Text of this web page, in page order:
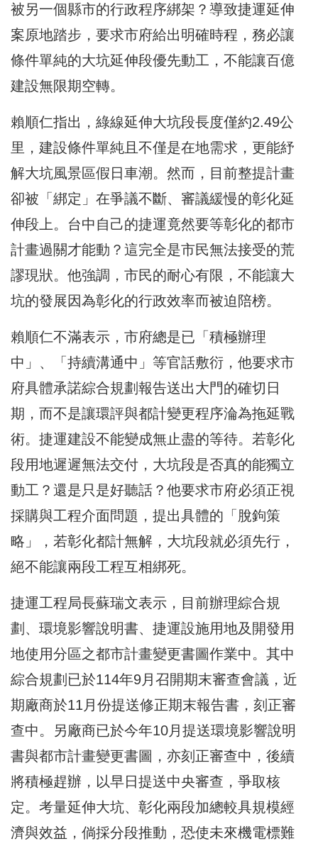
被另一個縣市的行政程序綁架？導致捷運延伸
案原地踏步，要求市府給出明確時程，務必讓
條件單純的大坑延伸段優先動工，不能讓百億
建設無限期空轉。
賴順仁指出，綠線延伸大坑段長度僅約2.49公
里，建設條件單純且不僅是在地需求，更能紓
解大坑風景區假日車潮。然而，目前整提計畫
卻被「綁定」在爭議不斷、審議緩慢的彰化延
伸段上。台中自己的捷運竟然要等彰化的都市
計畫過關才能動？這完全是市民無法接受的荒
謬現狀。他強調，市民的耐心有限，不能讓大
坑的發展因為彰化的行政效率而被迫陪榜。
賴順仁不滿表示，市府總是已「積極辦理
中」、「持續溝通中」等官話敷衍，他要求市
府具體承諾綜合規劃報告送出大門的確切日
期，而不是讓環評與都計變更程序淪為拖延戰
術。捷運建設不能變成無止盡的等待。若彰化
段用地遲遲無法交付，大坑段是否真的能獨立
動工？還是只是好聽話？他要求市府必須正視
採購與工程介面問題，提出具體的「脫鉤策
略」，若彰化都計無解，大坑段就必須先行，
絕不能讓兩段工程互相綁死。
捷運工程局長蘇瑞文表示，目前辦理綜合規
劃、環境影響說明書、捷運設施用地及開發用
地使用分區之都市計畫變更書圖作業中。其中
綜合規劃已於114年9月召開期末審查會議，近
期廠商於11月份提送修正期末報告書，刻正審
查中。另廠商已於今年10月提送環境影響說明
書與都市計畫變更書圖，亦刻正審查中，後續
將積極趕辦，以早日提送中央審查，爭取核
定。考量延伸大坑、彰化兩段加總較具規模經
濟與效益，倘採分段推動，恐使未來機電標難